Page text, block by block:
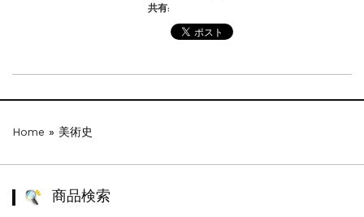
共有:
Home » 美術史
商品検索